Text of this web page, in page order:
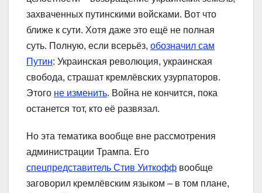
захваченных путинскими войсками. Вот что
ближе к сути. Хотя даже это ещё не полная
суть. Полную, если всерьёз, обозначил сам
Путин: Украинская революция, украинская
свобода, страшат кремлёвских узурпаторов.
Этого не изменить. Война не кончится, пока
останется тот, кто её развязал.
Но эта тематика вообще вне рассмотрения
администрации Трампа. Его
спецпредставитель Стив Уиткофф вообще
заговорил кремлёвским языком – в том плане,